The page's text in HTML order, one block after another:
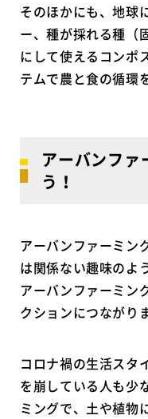
そのほかにも、地球
ー、種が採れる種（
にして使えるコンポ
テムで農と食の循環
アーバンファ
う！
アーバンファーミン
は関係ない趣味のよ
アーバンファーミン
クションにつながり
コロナ禍の生活スタ
を崩している人も少
ミングで、土や植物